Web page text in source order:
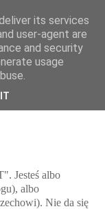
Jesteś albo
albo
Nie da się
its services
user-agent are
and security
usage